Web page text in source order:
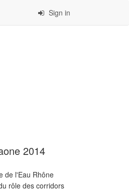
Sign in
2014
de l'Eau Rhône
rôle des corridors